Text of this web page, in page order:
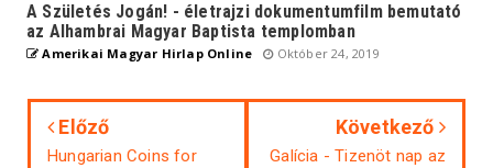
A Születés Jogán! - életrajzi dokumentumfilm bemutató
az Alhambrai Magyar Baptista templomban
Amerikai Magyar Hirlap Online Október 24, 2019
Előző
Hungarian Coins for
Következő
Galícia - Tizenöt nap az